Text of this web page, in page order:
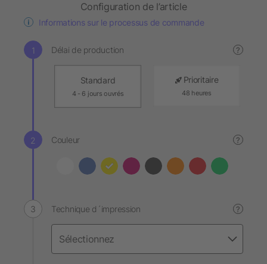
Configuration de l’article
Informations sur le processus de commande
Délai de production ?
Standard
4 - 6 jours ouvrés
Prioritaire
48 heures
Couleur ?
Technique d´impression ?